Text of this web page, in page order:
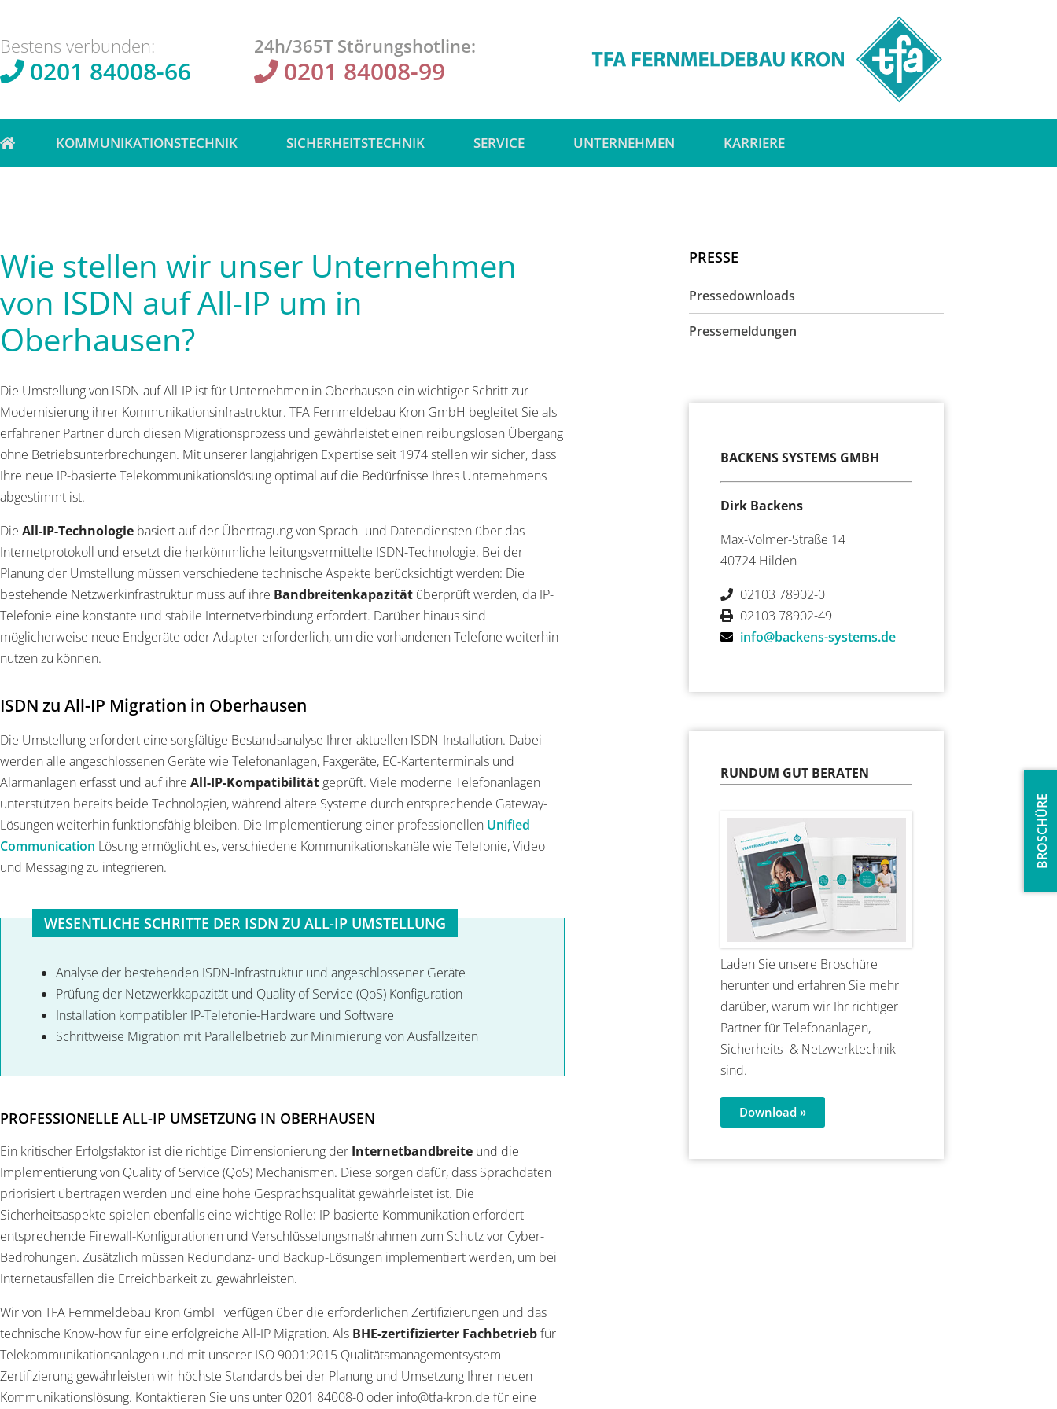
BROSCHÜRE
Bestens verbunden:
0201 84008-66
24h/365T Störungshotline:
0201 84008-99
KOMMUNIKATIONSTECHNIK SICHERHEITSTECHNIK SERVICE UNTERNEHMEN KARRIERE
Wie stellen wir unser Unternehmen
von ISDN auf All-IP um in
Oberhausen?
Die Umstellung von ISDN auf All-IP ist für Unternehmen in Oberhausen ein wichtiger Schritt zur
Modernisierung ihrer Kommunikationsinfrastruktur. TFA Fernmeldebau Kron GmbH begleitet Sie als
erfahrener Partner durch diesen Migrationsprozess und gewährleistet einen reibungslosen Übergang
ohne Betriebsunterbrechungen. Mit unserer langjährigen Expertise seit 1974 stellen wir sicher, dass
Ihre neue IP-basierte Telekommunikationslösung optimal auf die Bedürfnisse Ihres Unternehmens
abgestimmt ist.
Die All-IP-Technologie basiert auf der Übertragung von Sprach- und Datendiensten über das
Internetprotokoll und ersetzt die herkömmliche leitungsvermittelte ISDN-Technologie. Bei der
Planung der Umstellung müssen verschiedene technische Aspekte berücksichtigt werden: Die
bestehende Netzwerkinfrastruktur muss auf ihre Bandbreitenkapazität überprüft werden, da IP-
Telefonie eine konstante und stabile Internetverbindung erfordert. Darüber hinaus sind
möglicherweise neue Endgeräte oder Adapter erforderlich, um die vorhandenen Telefone weiterhin
nutzen zu können.
ISDN zu All-IP Migration in Oberhausen
Die Umstellung erfordert eine sorgfältige Bestandsanalyse Ihrer aktuellen ISDN-Installation. Dabei
werden alle angeschlossenen Geräte wie Telefonanlagen, Faxgeräte, EC-Kartenterminals und
Alarmanlagen erfasst und auf ihre All-IP-Kompatibilität geprüft. Viele moderne Telefonanlagen
unterstützen bereits beide Technologien, während ältere Systeme durch entsprechende Gateway-
Lösungen weiterhin funktionsfähig bleiben. Die Implementierung einer professionellen Unified
Communication Lösung ermöglicht es, verschiedene Kommunikationskanäle wie Telefonie, Video
und Messaging zu integrieren.
WESENTLICHE SCHRITTE DER ISDN ZU ALL-IP UMSTELLUNG
Analyse der bestehenden ISDN-Infrastruktur und angeschlossener Geräte
Prüfung der Netzwerkkapazität und Quality of Service (QoS) Konfiguration
Installation kompatibler IP-Telefonie-Hardware und Software
Schrittweise Migration mit Parallelbetrieb zur Minimierung von Ausfallzeiten
PROFESSIONELLE ALL-IP UMSETZUNG IN OBERHAUSEN
Ein kritischer Erfolgsfaktor ist die richtige Dimensionierung der Internetbandbreite und die
Implementierung von Quality of Service (QoS) Mechanismen. Diese sorgen dafür, dass Sprachdaten
priorisiert übertragen werden und eine hohe Gesprächsqualität gewährleistet ist. Die
Sicherheitsaspekte spielen ebenfalls eine wichtige Rolle: IP-basierte Kommunikation erfordert
entsprechende Firewall-Konfigurationen und Verschlüsselungsmaßnahmen zum Schutz vor Cyber-
Bedrohungen. Zusätzlich müssen Redundanz- und Backup-Lösungen implementiert werden, um bei
Internetausfällen die Erreichbarkeit zu gewährleisten.
Wir von TFA Fernmeldebau Kron GmbH verfügen über die erforderlichen Zertifizierungen und das
technische Know-how für eine erfolgreiche All-IP Migration. Als BHE-zertifizierter Fachbetriebfür
Telekommunikationsanlagen und mit unserer ISO 9001:2015 Qualitätsmanagementsystem-
Zertifizierung gewährleisten wir höchste Standards bei der Planung und Umsetzung Ihrer neuen
Kommunikationslösung. Kontaktieren Sie uns unter 0201 84008-0 oder info@tfa-kron.de für eine
PRESSE
Pressedownloads
Pressemeldungen
BACKENS SYSTEMS GMBH
Dirk Backens
Max-Volmer-Straße 14
40724 Hilden
02103 78902-0
02103 78902-49
info@backens-systems.de
RUNDUM GUT BERATEN
Laden Sie unsere Broschüre
herunter und erfahren Sie mehr
darüber, warum wir Ihr richtiger
Partner für Telefonanlagen,
Sicherheits- & Netzwerktechnik
sind.
Download »